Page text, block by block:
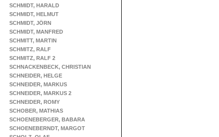
SCHMIDT, HARALD
SCHMIDT, HELMUT
SCHMIDT, JÖRN
SCHMIDT, MANFRED
SCHMITT, MARTIN
SCHMITZ, RALF
SCHMITZ, RALF 2
SCHNACKENBECK, CHRISTIAN
SCHNEIDER, HELGE
SCHNEIDER, MARKUS
SCHNEIDER, MARKUS 2
SCHNEIDER, ROMY
SCHOBER, MATHIAS
SCHOENEBERGER, BABARA
SCHOENEBERNDT, MARGOT